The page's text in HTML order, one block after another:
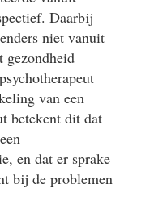
Daarbij
niet vanuit
gezondheid
van een
betekent dit dat
en dat er sprake
bij de problemen